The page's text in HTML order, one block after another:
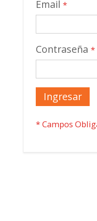
Email
Contraseña
Ingresar